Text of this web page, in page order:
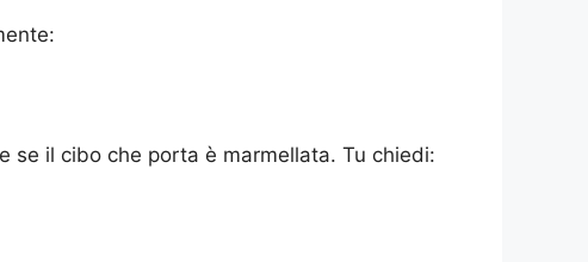
se il cibo che porta è marmellata. Tu chiedi: